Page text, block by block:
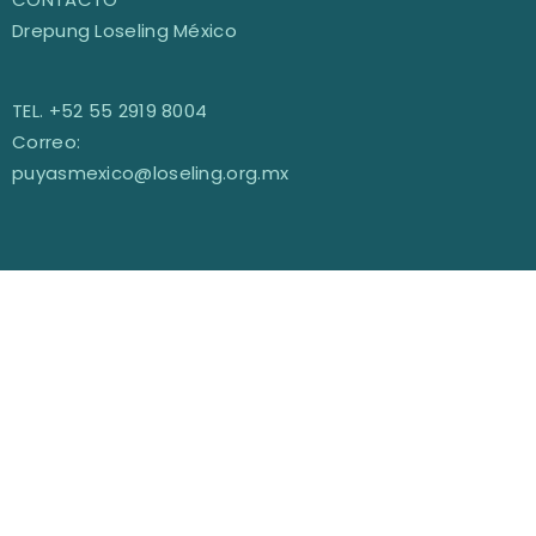
Drepung Loseling México
TEL. +52 55 2919 8004
Correo:
puyasmexico@loseling.org.mx